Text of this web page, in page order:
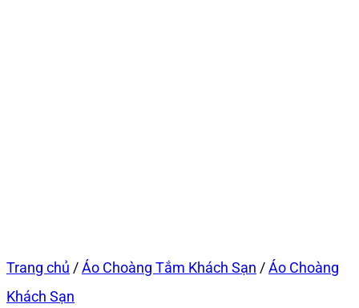
Trang chủ /Áo Choàng Tắm Khách Sạn /Áo Choàng
Khách Sạn